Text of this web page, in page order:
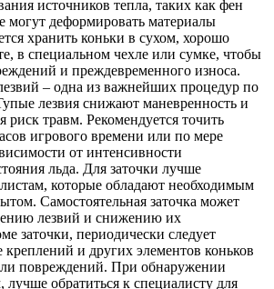
источников тепла, таких как фен
могут деформировать материалы
хранить коньки в сухом, хорошо
в специальном чехле или сумке, чтобы
и преждевременного износа.
– одна из важнейших процедур по
лезвия снижают маневренность и
риск травм. Рекомендуется точить
игрового времени или по мере
от интенсивности
льда. Для заточки лучше
которые обладают необходимым
Самостоятельная заточка может
лезвий и снижению их
заточки, периодически следует
креплений и других элементов коньков
повреждений. При обнаружении
обратиться к специалисту для